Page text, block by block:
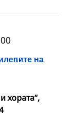
на
хората“,